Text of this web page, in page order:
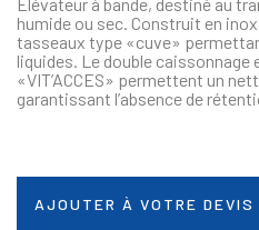
humide ou sec. Construit en
tasseaux type «cuve»
liquides. Le double caissonnage
«VIT’ACCES» permettent un
garantissant l’absence de
AJOUTER À VOTRE DEVIS